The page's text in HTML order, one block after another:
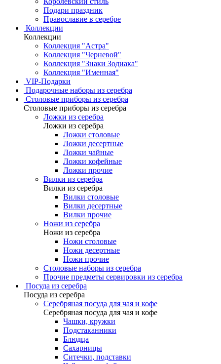
Подари праздник
Православие в серебре
Коллекции
Коллекции
Коллекция "Астра"
Коллекция "Черневой"
Коллекция "Знаки Зодиака"
Коллекция "Именная"
VIP-Подарки
Подарочные наборы из серебра
Столовые приборы из серебра
Столовые приборы из серебра
Ложки из серебра
Ложки из серебра
Ложки столовые
Ложки десертные
Ложки чайные
Ложки кофейные
Ложки прочие
Вилки из серебра
Вилки из серебра
Вилки столовые
Вилки десертные
Вилки прочие
Ножи из серебра
Ножи из серебра
Ножи столовые
Ножи десертные
Ножи прочие
Столовые наборы из серебра
Прочие предметы сервировки из серебра
Посуда из серебра
Посуда из серебра
Серебряная посуда для чая и кофе
Серебряная посуда для чая и кофе
Чашки, кружки
Подстаканники
Блюдца
Сахарницы
Ситечки, подставки